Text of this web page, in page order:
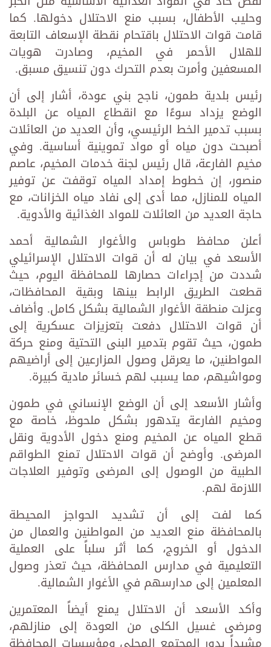
وحليب الأطفال، بسبب منع الاحتلال دخولها. كما
قامت قوات الاحتلال باقتحام نقطة الإسعاف التابعة
للهلال الأحمر في المخيم، وصادرت هويات
المسعفين وأمرت بعدم التحرك دون تنسيق مسبق.
رئيس بلدية طمون، ناجح بني عودة، أشار إلى أن
الوضع يزداد سوءًا مع انقطاع المياه عن البلدة
بسبب تدمير الخط الرئيسي، وأن العديد من العائلات
أصبحت دون مياه أو مواد تموينية أساسية. وفي
مخيم الفارعة، قال رئيس لجنة خدمات المخيم، عاصم
منصور، إن خطوط إمداد المياه توقفت عن توفير
المياه للمنازل، مما أدى إلى نفاد مياه الخزانات، مع
حاجة العديد من العائلات للمواد الغذائية والأدوية.
أعلن محافظ طوباس والأغوار الشمالية أحمد
الأسعد في بيان له أن قوات الاحتلال الإسرائيلي
شددت من إجراءات حصارها للمحافظة اليوم، حيث
قطعت الطريق الرابط بينها وبقية المحافظات،
وعزلت منطقة الأغوار الشمالية بشكل كامل. وأضاف
أن قوات الاحتلال دفعت بتعزيزات عسكرية إلى
طمون، حيث تقوم بتدمير البنى التحتية ومنع حركة
المواطنين، ما يعرقل وصول المزارعين إلى أراضيهم
ومواشيهم، مما يسبب لهم خسائر مادية كبيرة.
وأشار الأسعد إلى أن الوضع الإنساني في طمون
ومخيم الفارعة يتدهور بشكل ملحوظ، خاصة مع
قطع المياه عن المخيم ومنع دخول الأدوية ونقل
المرضى. وأوضح أن قوات الاحتلال تمنع الطواقم
الطبية من الوصول إلى المرضى وتوفير العلاجات
اللازمة لهم.
كما لفت إلى أن تشديد الحواجز المحيطة
بالمحافظة منع العديد من المواطنين والعمال من
الدخول أو الخروج، كما أثر سلباً على العملية
التعليمية في مدارس المحافظة، حيث تعذر وصول
المعلمين إلى مدارسهم في الأغوار الشمالية.
وأكد الأسعد أن الاحتلال يمنع أيضاً المعتمرين
ومرضى غسيل الكلى من العودة إلى منازلهم،